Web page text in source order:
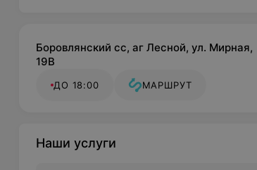
Боровлянский сс, аг Лесной, ул. Мирная,
19В
ДО 18:00 МАРШРУТ
Наши услуги